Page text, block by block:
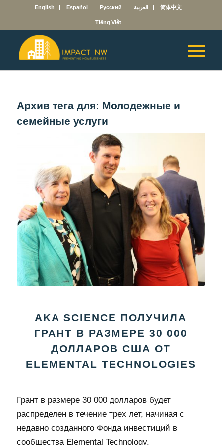
English Español Русский العربية 简体中文
Tiếng Việt
Архив тега для: Молодежные и
семейные услуги
AKA SCIENCE ПОЛУЧИЛА
ГРАНТ В РАЗМЕРЕ 30 000
ДОЛЛАРОВ США ОТ
ELEMENTAL TECHNOLOGIES
Грант в размере 30 000 долларов будет
распределен в течение трех лет, начиная с
недавно созданного Фонда инвестиций в
сообщества Elemental Technology.